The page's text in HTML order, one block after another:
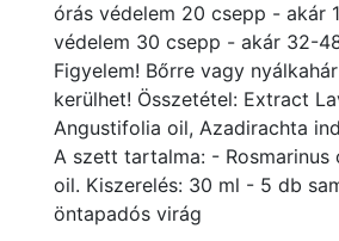
órás védelem 20 csepp - akár
védelem 30 csepp - akár 32-
Figyelem! Bőrre vagy
kerülhet! Összetétel: Extract
Angustifolia oil, Azadirachta
A szett tartalma: - Rosmarinus
oil. Kiszerelés: 30 ml - 5 db
öntapadós virág